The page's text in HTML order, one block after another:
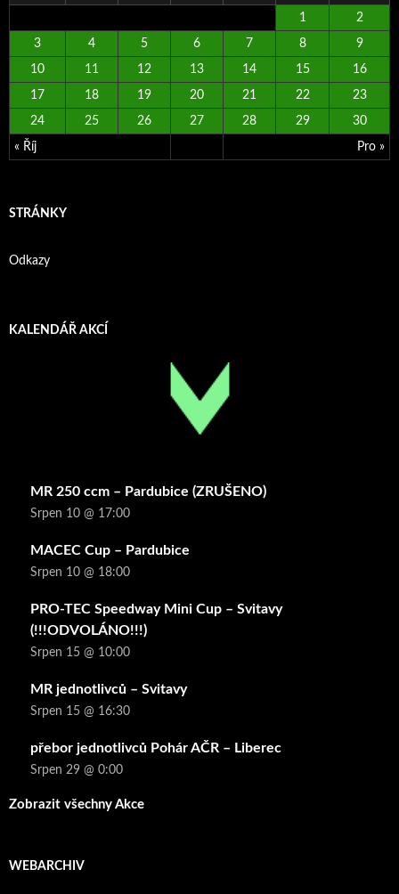
« Říj Pro »
1 2
3 4 5 6 7 8 9
10 11 12 13 14 15 16
17 18 19 20 21 22 23
24 25 26 27 28 29 30
STRÁNKY
Odkazy
KALENDÁŘ AKCÍ
MR 250 ccm – Pardubice (ZRUŠENO)
Srpen 10 @ 17:00
MACEC Cup – Pardubice
Srpen 10 @ 18:00
PRO-TEC Speedway Mini Cup – Svitavy
(!!!ODVOLÁNO!!!)
Srpen 15 @ 10:00
MR jednotlivců – Svitavy
Srpen 15 @ 16:30
přebor jednotlivců Pohár AČR – Liberec
Srpen 29 @ 0:00
Zobrazit všechny Akce
WEBARCHIV